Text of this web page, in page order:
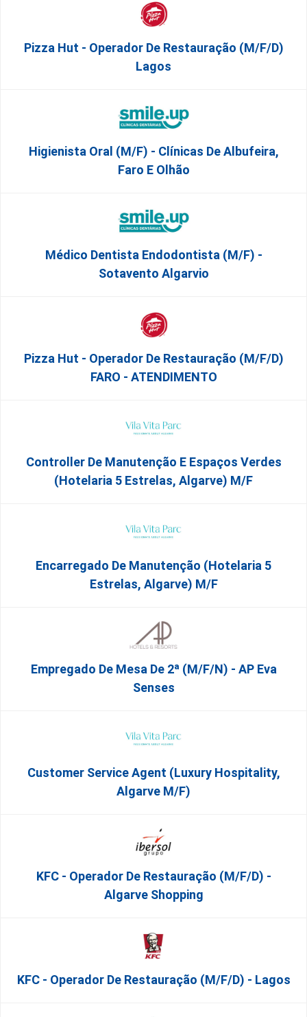
Pizza Hut - Operador De Restauração (m/f/d)
Lagos
Higienista Oral (M/F) - Clínicas De Albufeira,
Faro E Olhão
Médico Dentista Endodontista (M/F) -
Sotavento Algarvio
Pizza Hut - Operador De Restauração (m/f/d)
FARO - ATENDIMENTO
Controller De Manutenção E Espaços Verdes
(Hotelaria 5 Estrelas, Algarve) M/f
Encarregado De Manutenção (Hotelaria 5
Estrelas, Algarve) M/f
Empregado De Mesa De 2ª (M/F/N) - AP Eva
Senses
Customer Service Agent (Luxury Hospitality,
Algarve M/F)
KFC - Operador De Restauração (m/f/d) -
Algarve Shopping
KFC - Operador De Restauração (m/f/d) - Lagos